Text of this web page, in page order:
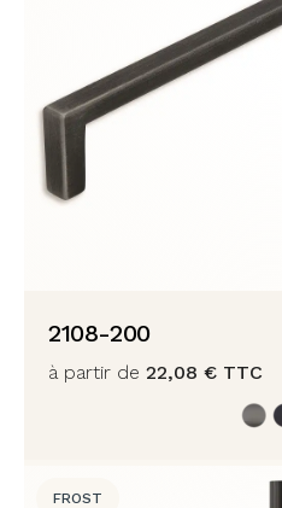
2108-200
à partir de 22,08 € TTC
FROST